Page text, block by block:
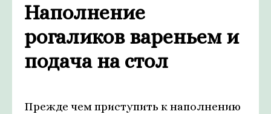
Наполнение
рогаликов вареньем и
подача на стол
Прежде чем приступить к наполнению